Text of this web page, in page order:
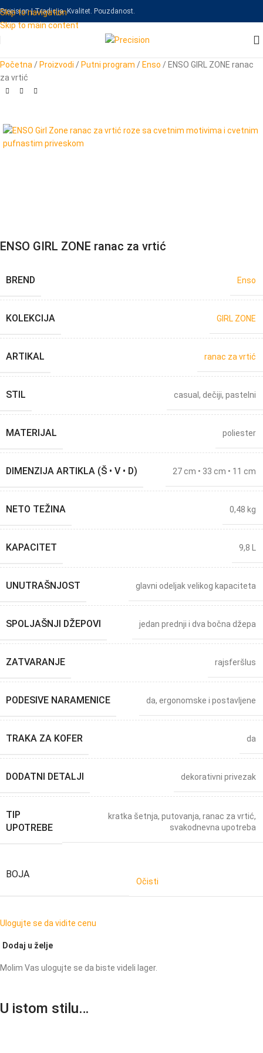
Skip to navigation
Skip to main content
Precision | Tradicija. Kvalitet. Pouzdanost.
Početna / Proizvodi / Putni program / Enso / ENSO GIRL ZONE ranac
za vrtić
ENSO GIRL ZONE ranac za vrtić
BREND Enso
KOLEKCIJA GIRL ZONE
ARTIKAL ranac za vrtić
STIL casual , dečiji, pastelni
MATERIJAL poliester
DIMENZIJA ARTIKLA (Š • V • D) 27 cm • 33 cm • 11 cm
NETO TEŽINA 0,48 kg
KAPACITET 9,8 L
UNUTRAŠNJOST glavni odeljak velikog kapaciteta
SPOLJAŠNJI DŽEPOVI jedan prednji i dva bočna džepa
ZATVARANJE rajsferšlus
PODESIVE NARAMENICE da, ergonomske i postavljene
TRAKA ZA KOFER da
DODATNI DETALJI dekorativni privezak
TIP
UPOTREBE
kratka šetnja, putovanja, ranac za vrtić,
svakodnevna upotreba
BOJA
Očisti
Ulogujte se da vidite cenu
Dodaj u želje
Molim Vas ulogujte se da biste videli lager.
U istom stilu…